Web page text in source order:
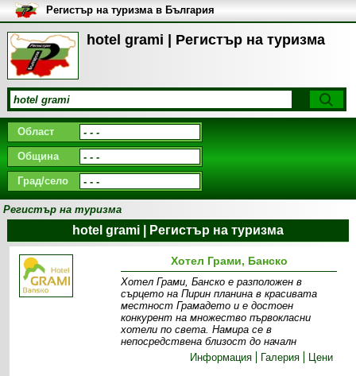
hotel grami | Регистър на туризма
Регистър на туризма в България
Област
Община
Град/село
Регистър на туризма
hotel grami | Регистър на туризма
Хотел Грами, Банско
Хотел Грами, Банско е разположен в
сърцето на Пирин планина в красивата
местност Грамадето и е достоен
конкурент на множество първокласни
хотели по света. Намира се в
непосредствена близост до началн
Информация
Галерия Цени